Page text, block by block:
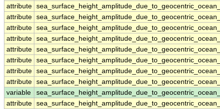
attribute
attribute
attribute
attribute
attribute
attribute
attribute
attribute
variable
attribute